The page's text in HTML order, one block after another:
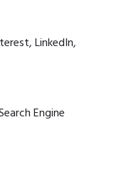
LinkedIn,
Engine